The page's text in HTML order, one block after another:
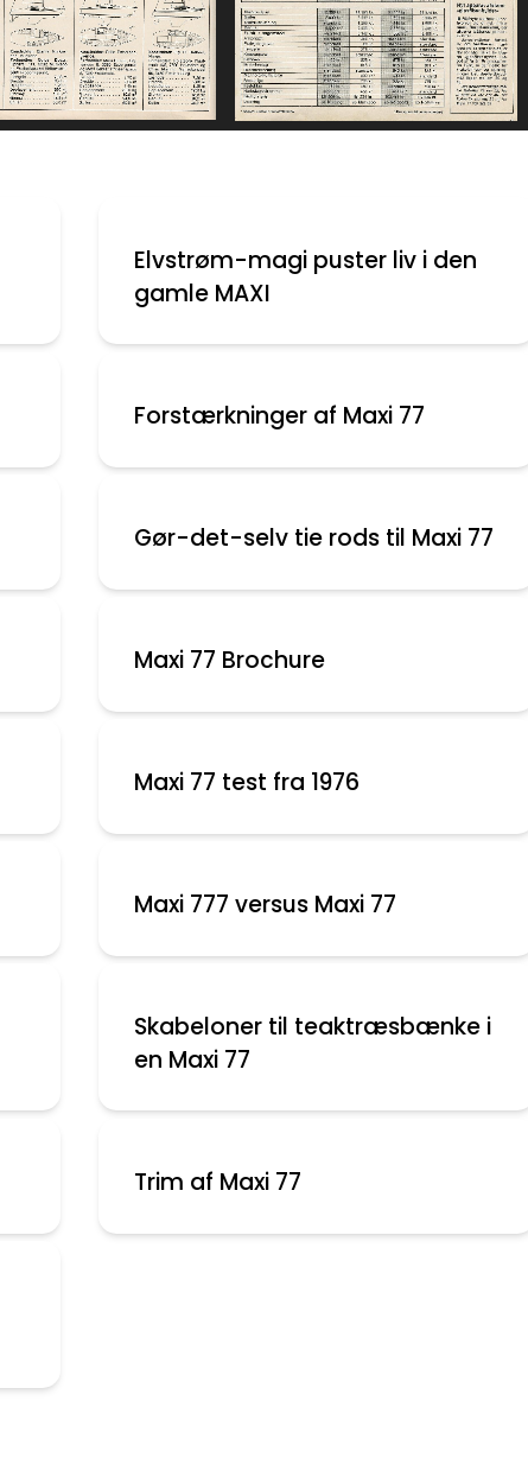
Elvstrøm-magi puster liv i den
gamle MAXI
Forstærkninger af Maxi 77
Gør-det-selv tie rods til Maxi 77
Maxi 77 Brochure
Maxi 77 test fra 1976
Maxi 777 versus Maxi 77
Skabeloner til teaktræsbænke i
en Maxi 77
Trim af Maxi 77